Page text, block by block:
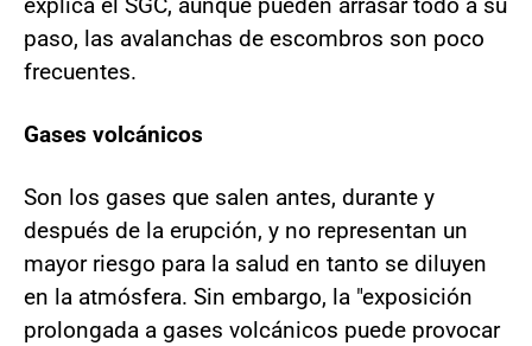
paso, las avalanchas de escombros son poco
frecuentes.
Gases volcánicos
Son los gases que salen antes, durante y
después de la erupción, y no representan un
mayor riesgo para la salud en tanto se diluyen
en la atmósfera. Sin embargo, la "exposición
prolongada a gases volcánicos puede provocar